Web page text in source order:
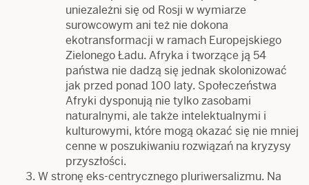
uniezależni się od Rosji w wymiarze
surowcowym ani też nie dokona
ekotransformacji w ramach Europejskiego
Zielonego Ładu. Afryka i tworzące ją 54
państwa nie dadzą się jednak skolonizować
jak przed ponad 100 laty. Społeczeństwa
Afryki dysponują nie tylko zasobami
naturalnymi, ale także intelektualnymi i
kulturowymi, które mogą okazać się nie mniej
cenne w poszukiwaniu rozwiązań na kryzysy
przyszłości.
W stronę eks-centrycznego pluriwersalizmu. Na